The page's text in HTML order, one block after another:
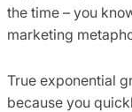
the time – you
marketing
True exponential
because you